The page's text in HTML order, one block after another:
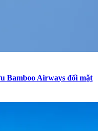
Bamboo Airways đối mặt